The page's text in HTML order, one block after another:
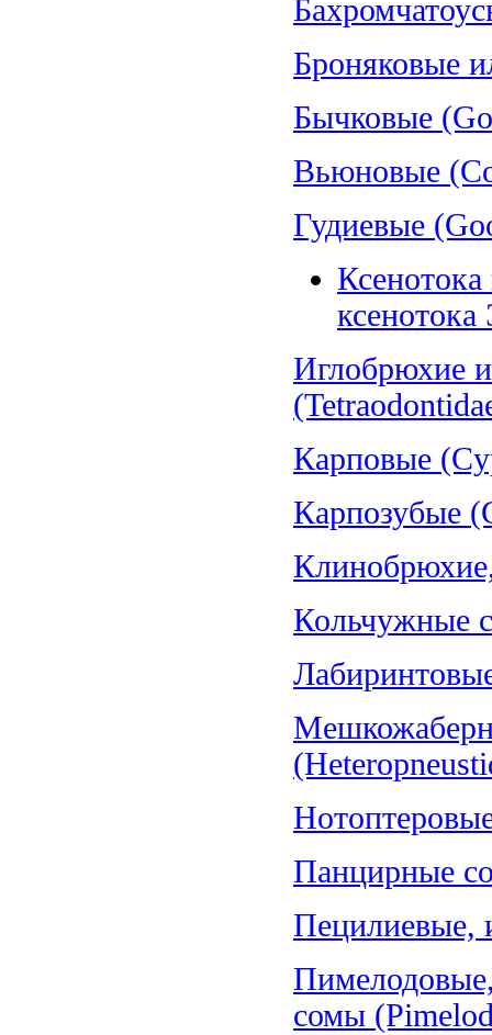
Броняковые
Бычковые
Вьюновые
Гудиевые
Ксенотока
Иглобрюхие
Карповые
Карпозубые
Кольчужные
Панцирные
Пецилиевые,
сомы